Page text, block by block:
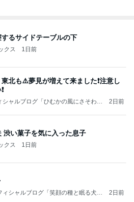
るサイドテーブルの下
クス 1日前
北も⚠️夢見が増えて来ました❗️注意し
シャルブログ「ひむかの風にさそわれ
2日前
渋い菓子を気に入った息子
クス 1日前
ィシャルブログ「笑顔の種と眠る犬」
2日前